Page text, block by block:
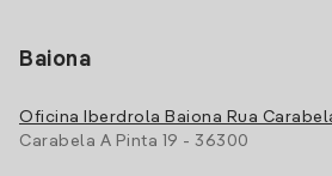
Baiona
Oficina Iberdrola Baiona Rua
Carabela A Pinta 19 - 36300